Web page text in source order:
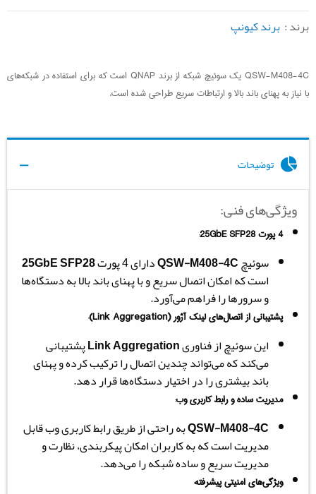
برند : برند کیونپ
QSW-M408-4C یک سوئیچ شبکه از برند QNAP است که برای استفاده در شبکه‌های
با نیاز به پهنای باند بالا و ارتباطات سریع طراحی شده است.
توضیحات
ویژگی‌های فنی:
4 پورت 25GbE SFP28 :
سوئیچQSW-M408-4Cدارای 4 پورت 25GbE SFP28
است که امکان اتصال سریع و با پهنای باند بالا به دستگاه‌ها
و سرورها را فراهم می‌آورد.
پشتیبانی از اتصال‌های لینک آژور (Link Aggregation) :
این سوئیچ از فناوریLink Aggregationپشتیبانی
می‌کند که می‌تواند چندین اتصال را ترکیب کرده و پهنای
باند بیشتری را در اختیار دستگاه‌ها قرار دهد.
مدیریت ساده و رابط کاربری وب:
QSW-M408-4Cبه راحتی از طریق رابط کاربری وب قابل
مدیریت است که به کاربران امکان پیکربندی، نظارت و
مدیریت سریع و ساده شبکه را می‌دهد.
ویژگی‌های امنیتی پیشرفته: